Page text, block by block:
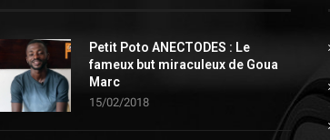
Petit Poto ANECTODES : Le
fameux but miraculeux de Goua
Marc
15/02/2018